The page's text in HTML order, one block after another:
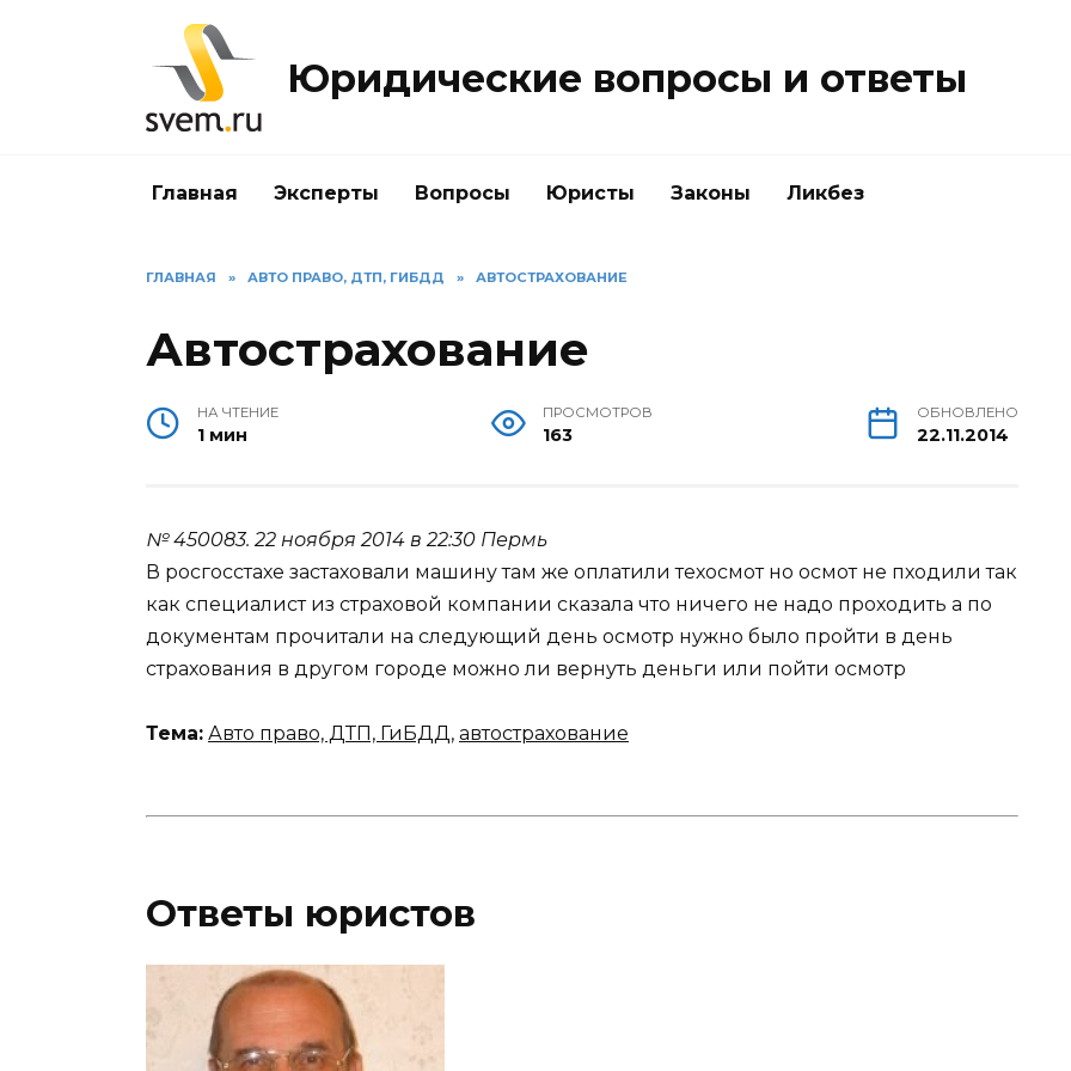
Юридические вопросы и ответы
Главная Эксперты Вопросы Юристы Законы Ликбез
ГЛАВНАЯ » АВТО ПРАВО, ДТП, ГИБДД » АВТОСТРАХОВАНИЕ
Автострахование
НА ЧТЕНИЕ
1 мин
ПРОСМОТРОВ
163
ОБНОВЛЕНО
22.11.2014
№ 450083.22 ноября 2014 в 22:30 Пермь
В росгосстахе застаховали машину там же оплатили техосмот но осмот не пходили так
как специалист из страховой компании сказала что ничего не надо проходить а по
документам прочитали на следующий день осмотр нужно было пройти в день
страхования в другом городе можно ли вернуть деньги или пойти осмотр
Тема: Авто право, ДТП, ГиБДД, автострахование
Ответы юристов